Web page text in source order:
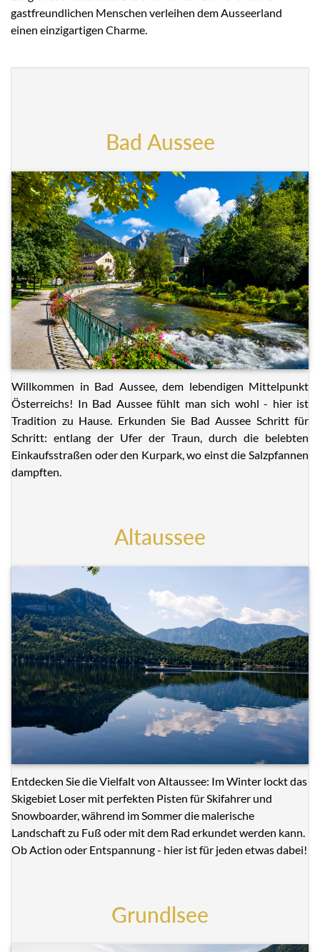
gastfreundlichen Menschen verleihen dem Ausseerland
einen einzigartigen Charme.
Bad Aussee
Willkommen in Bad Aussee, dem lebendigen Mittelpunkt
Österreichs! In Bad Aussee fühlt man sich wohl - hier ist
Tradition zu Hause. Erkunden Sie Bad Aussee Schritt für
Schritt: entlang der Ufer der Traun, durch die belebten
Einkaufsstraßen oder den Kurpark, wo einst die Salzpfannen
dampften.
Altaussee
Entdecken Sie die Vielfalt von Altaussee: Im Winter lockt das
Skigebiet Loser mit perfekten Pisten für Skifahrer und
Snowboarder, während im Sommer die malerische
Landschaft zu Fuß oder mit dem Rad erkundet werden kann.
Ob Action oder Entspannung - hier ist für jeden etwas dabei!
Grundlsee